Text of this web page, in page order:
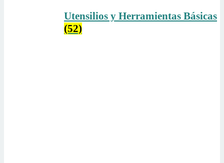
Utensilios y Herramientas Básicas
(52)